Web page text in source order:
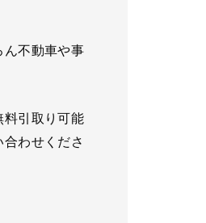
ん不動車や事
料引取り可能
わせくださ